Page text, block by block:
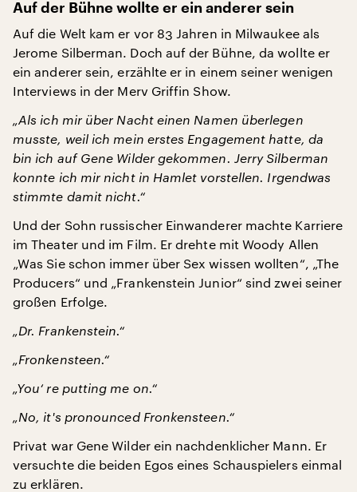
Auf der Bühne wollte er ein anderer sein
Auf die Welt kam er vor 83 Jahren in Milwaukee als
Jerome Silberman. Doch auf der Bühne, da wollte er
ein anderer sein, erzählte er in einem seiner wenigen
Interviews in der Merv Griffin Show.
„Als ich mir über Nacht einen Namen überlegen
musste, weil ich mein erstes Engagement hatte, da
bin ich auf Gene Wilder gekommen. Jerry Silberman
konnte ich mir nicht in Hamlet vorstellen. Irgendwas
stimmte damit nicht.“
Und der Sohn russischer Einwanderer machte Karriere
im Theater und im Film. Er drehte mit Woody Allen
„Was Sie schon immer über Sex wissen wollten“, „The
Producers“ und „Frankenstein Junior“ sind zwei seiner
großen Erfolge.
„Dr. Frankenstein.“
„Fronkensteen.“
„You‘ re putting me on.“
„No, it's pronounced Fronkensteen.“
Privat war Gene Wilder ein nachdenklicher Mann. Er
versuchte die beiden Egos eines Schauspielers einmal
zu erklären.